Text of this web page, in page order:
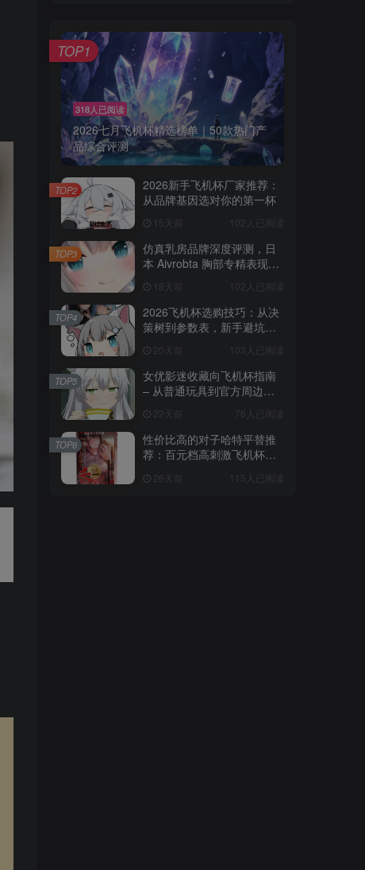
318人已阅读
2026七月飞机杯精选榜单｜50款热门产
品综合评测
TOP1
2026新手飞机杯厂家推荐：
从品牌基因选对你的第一杯
15天前 102人已阅读
TOP2
仿真乳房品牌深度评测，日
本 Aivrobta 胸部专精表现突
18天前 102人已阅读
TOP3
2026飞机杯选购技巧：从决
策树到参数表，新手避坑全
20天前 103人已阅读
TOP4
女优影迷收藏向飞机杯指南
– 从普通玩具到官方周边的
22天前 76人已阅读
TOP5
性价比高的对子哈特平替推
荐：百元档高刺激飞机杯选
26天前 115人已阅读
TOP6